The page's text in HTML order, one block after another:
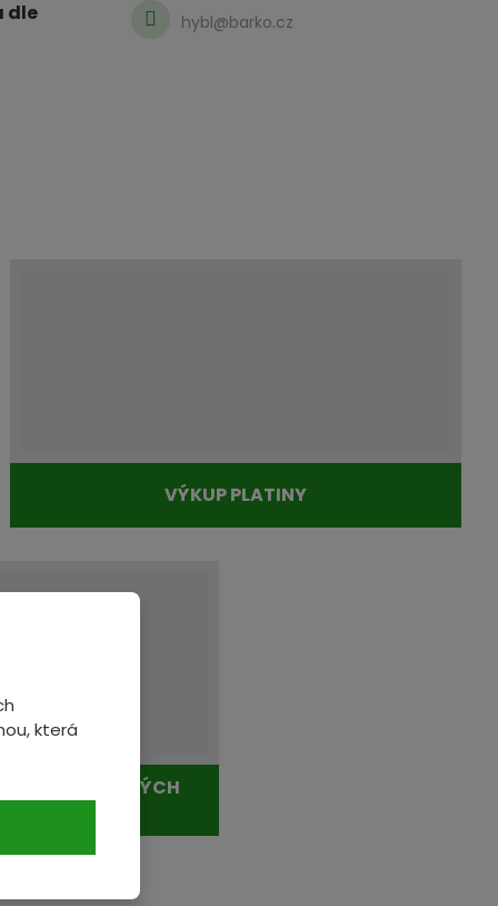
dle
hybl@barko.cz
VÝKUP PLATINY
DRAHÝCH
která